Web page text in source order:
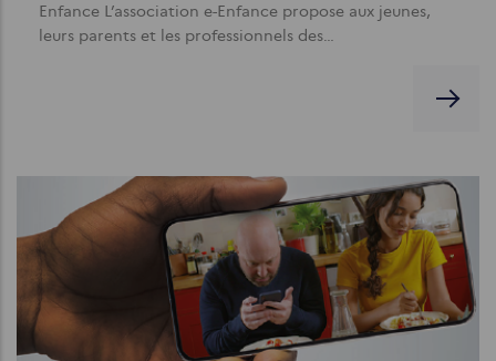
Enfance L’association e-Enfance propose aux jeunes,
leurs parents et les professionnels des…